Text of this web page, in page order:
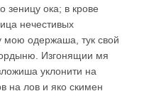
зеницу oка; в крове
нечестивых
мою одержаша, тук свой
Изгонящии мя
уклонити на
на лов и яко скимен